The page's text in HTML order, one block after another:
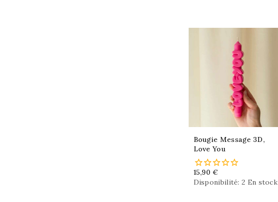
Bougie Message 3D,
Love You
15,90 €
Disponibilité:2 En stock